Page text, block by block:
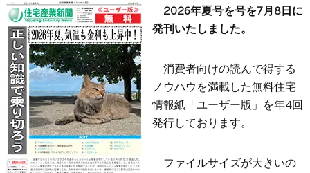
2026年夏号を号を7月8日に
発刊いたしました。
消費者向けの読んで得する
ノウハウを満載した無料住宅
情報紙「ユーザー版」を年4回
発行しております。
ファイルサイズが大きいの